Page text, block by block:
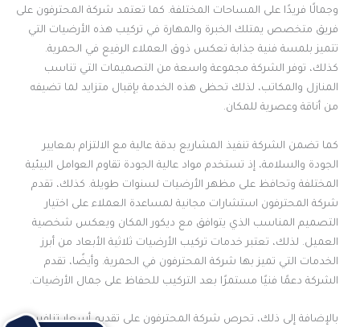
وجمالًا فريدًا على المساحات المختلفة. كما تعتمد شركة المحترفون على
فريق متخصص يمتلك الخبرة والمهارة في تركيب هذه الأرضيات التي
تتميز بلمسة فنية جذابة تعكس ذوق العملاء الرفيع في الحمرية.
كذلك، توفر الشركة مجموعة واسعة من التصميمات التي تناسب
المنازل والمكاتب، لذلك تحظى هذه الخدمة بإقبال متزايد لما تضيفه
من أناقة وعصرية للمكان.
كما تضمن الشركة تنفيذ المشاريع بدقة عالية مع الالتزام بمعايير
الجودة والسلامة، إذ تستخدم مواد عالية الجودة تقاوم العوامل البيئية
المختلفة وتحافظ على مظهر الأرضيات لسنوات طويلة. كذلك، تقدم
شركة المحترفون استشارات مجانية لمساعدة العملاء على اختيار
التصميم المناسب الذي يتوافق مع ديكور المكان ويعكس شخصية
العميل. لذلك، تعتبر خدمات تركيب الأرضيات ثلاثية الأبعاد من أبرز
الخدمات التي تميز بها شركة المحترفون في الحمرية. وأيضًا، تقدم
الشركة دعمًا فنيًا مستمرًا بعد التركيب للحفاظ على جمال الأرضيات.
بالإضافة إلى ذلك، تحرص شركة المحترفون على تقديم أسعار تنافسية